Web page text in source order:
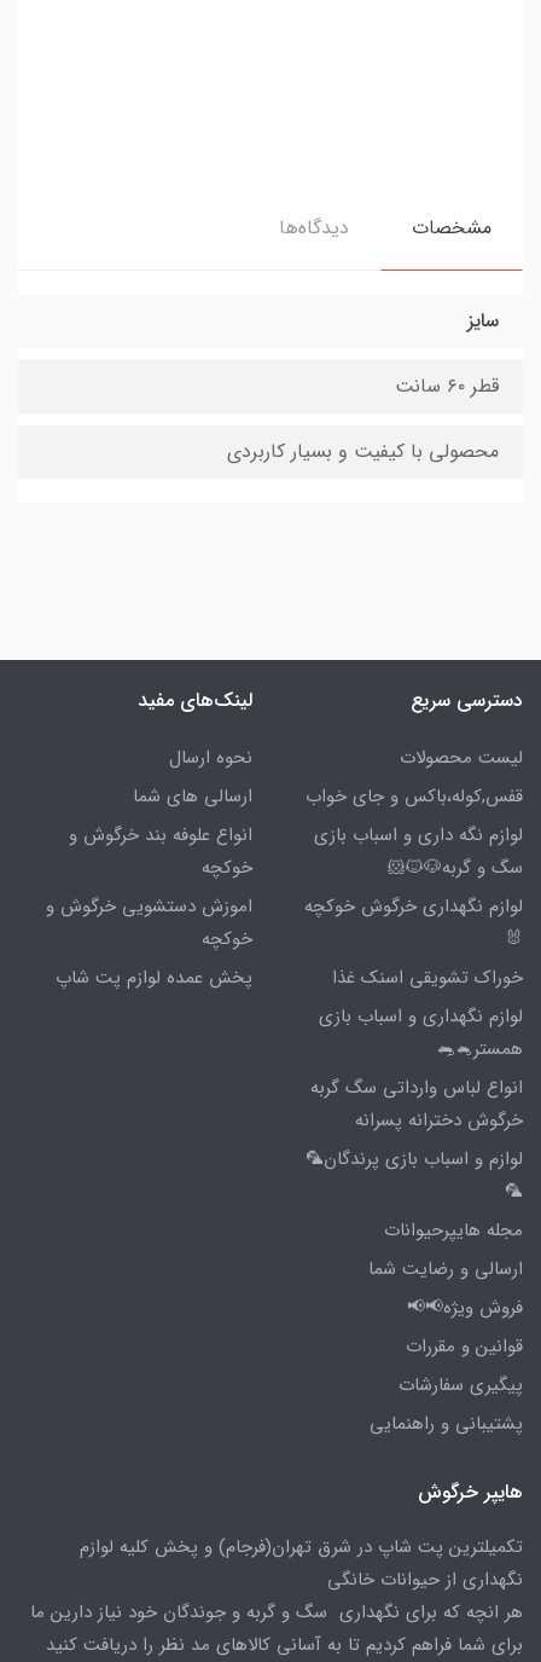
مشخصات دیدگاه‌ها
سایز
قطر ۶۰ سانت
محصولی با کیفیت و بسیار کاربردی
دسترسی سریع
لیست محصولات
قفس,کوله،باکس و جای خواب
لوازم نگه داری و اسباب بازی
سگ و گربه🐶🐱🐹
لوازم نگهداری خرگوش خوکچه
🐰
خوراک تشویقی اسنک غذا
لوازم نگهداری و اسباب بازی
همستر🐁🐀
انواع لباس وارداتی سگ گربه
خرگوش دخترانه پسرانه
لوازم و اسباب بازی پرندگان🦜
🦜
مجله هایپرحیوانات
ارسالی و رضایت شما
فروش ویژه📢📢
قوانین و مقررات
پیگیری سفارشات
پشتیبانی و راهنمایی
لینک‌های مفید
نحوه ارسال
ارسالی های شما
انواع علوفه بند خرگوش و
خوکچه
اموزش دستشویی خرگوش و
خوکچه
پخش عمده لوازم پت شاپ
هایپر خرگوش
تکمیلترین پت شاپ در شرق تهران(فرجام) و پخش کلیه لوازم
نگهداری از حیوانات خانگی
هر انچه که برای نگهداری سگ و گربه و جوندگان خود نیاز دارین ما
برای شما فراهم کردیم تا به آسانی کالاهای مد نظر را دریافت کنید